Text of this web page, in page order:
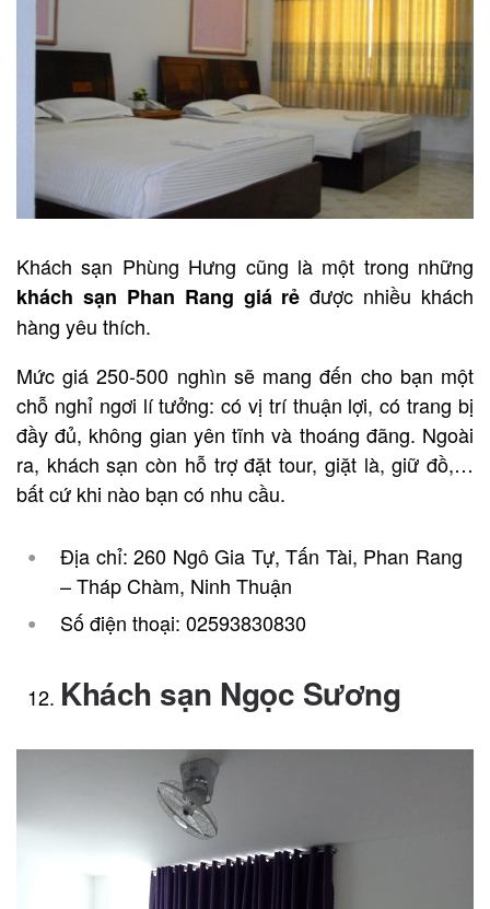
Khách sạn Phùng Hưng cũng là một trong những
khách sạn Phan Rang giá rẻ được nhiều khách
hàng yêu thích.
Mức giá 250-500 nghìn sẽ mang đến cho bạn một
chỗ nghỉ ngơi lí tưởng: có vị trí thuận lợi, có trang bị
đầy đủ, không gian yên tĩnh và thoáng đãng. Ngoài
ra, khách sạn còn hỗ trợ đặt tour, giặt là, giữ đồ,…
bất cứ khi nào bạn có nhu cầu.
Địa chỉ: 260 Ngô Gia Tự, Tấn Tài, Phan Rang
– Tháp Chàm, Ninh Thuận
Số điện thoại: 02593830830
Khách sạn Ngọc Sương